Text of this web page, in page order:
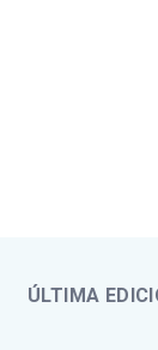
ÚLTIMA